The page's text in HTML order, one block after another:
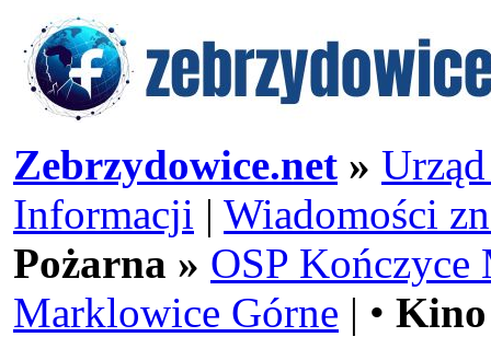
Zebrzydowice.net »
Informacji | Wiadomości
Pożarna » OSP Kończyce
Marklowice Górne | •